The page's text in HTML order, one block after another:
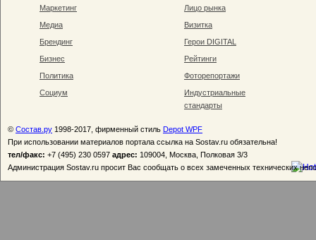
Маркетинг
Медиа
Брендинг
Бизнес
Политика
Социум
Лицо рынка
Визитка
Герои DIGITAL
Рейтинги
Фоторепортажи
Индустриальные
стандарты
© Состав.ру 1998-2017, фирменный стиль Depot WPF
При использовании материалов портала ссылка на Sostav.ru обязательна!
тел/факс: +7 (495) 230 0597 адрес: 109004, Москва, Полковая 3/3
Администрация Sostav.ru просит Вас сообщать о всех замеченных технических